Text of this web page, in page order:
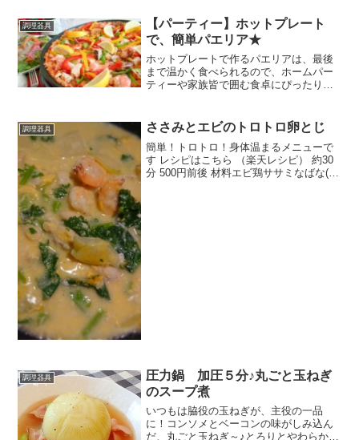
ピ） 約30分 1,000円前後 材料コストコの
ロティサ...
調理器具
【パーティー】ホットプレート
で、簡単パエリア★
ホットプレートで作るパエリアは、最後
まで温かく食べられるので、ホームパー
ティーや家族皆で囲む食卓にぴったりで
クオリーブオイル(米炒め用)オリーブオ
イ...
調理器具 ささみとエビのトロトロ卵とじ
簡単！トロトロ！身体温まるメニューで
す レシピはこちら （楽天レシピ） 約30
分 500円前後 材料エビ鶏ササミなばな(ほ
調理器具
圧力鍋 加圧５分♪丸ごと玉ねぎ
のスープ煮
いつもは脇役の玉ねぎが、主役の一品
に！コンソメとベーコンの味がしみ込ん
だ、丸ごと玉ねぎ～♪とろりとやわらか